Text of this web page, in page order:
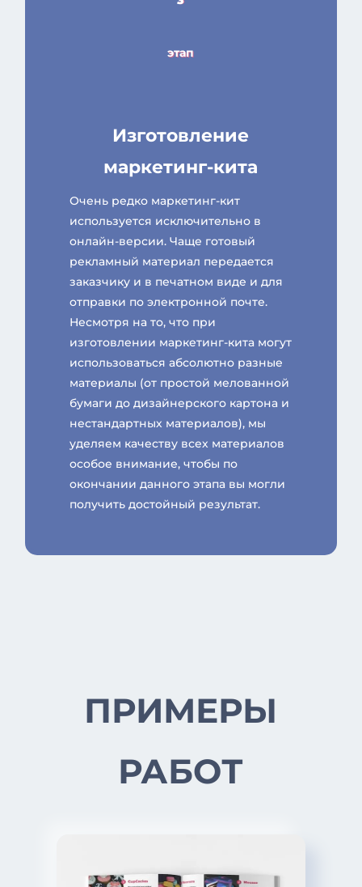
этап
Изготовление
маркетинг-кита
Очень редко маркетинг-кит
используется исключительно в
онлайн-версии. Чаще готовый
рекламный материал передается
заказчику и в печатном виде и для
отправки по электронной почте.
Несмотря на то, что при
изготовлении маркетинг-кита могут
использоваться абсолютно разные
материалы (от простой мелованной
бумаги до дизайнерского картона и
нестандартных материалов), мы
уделяем качеству всех материалов
особое внимание, чтобы по
окончании данного этапа вы могли
получить достойный результат.
ПРИМЕРЫ
РАБОТ